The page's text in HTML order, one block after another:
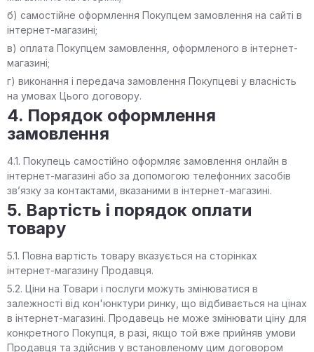
б) самостійне оформлення Покупцем замовлення на сайті в
інтернет-магазині;
в) оплата Покупцем замовлення, оформленого в інтернет-
магазині;
г) виконання і передача замовлення Покупцеві у власність
на умовах Цього договору.
4. Порядок оформлення
замовлення
4.1. Покупець самостійно оформляє замовлення онлайн в
інтернет-магазині або за допомогою телефонних засобів
зв’язку за контактами, вказаними в інтернет-магазині.
5. Вартість і порядок оплати
товару
5.1. Повна вартість товару вказується на сторінках
інтернет-магазину Продавця.
5.2. Ціни на Товари і послуги можуть змінюватися в
залежності від кон'юнктури ринку, що відбивається на цінах
в інтернет-магазині. Продавець не може змінювати ціну для
конкретного Покупця, в разі, якщо той вже прийняв умови
Продавця та здійснив у встановленому цим договором